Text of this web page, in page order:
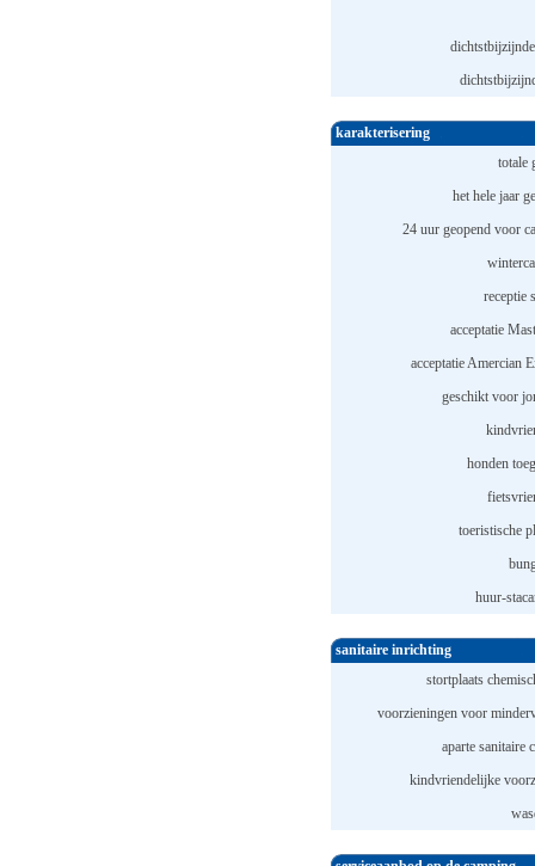
karakterisering
totale
het hele jaar
24 uur geopend voor
receptie
acceptatie
acceptatie Amercian
geschikt voor
honden
toeristische
huur-
sanitaire inrichting
stortplaats
voorzieningen voor
aparte sanitaire
kindvriendelijke